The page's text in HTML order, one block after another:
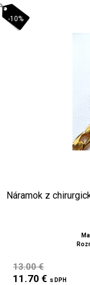
-10%
Náramok z
13.00 €
11.70 € s DPH